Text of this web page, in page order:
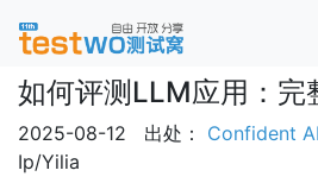
如何评测LLM应用：完
2025-08-12 出处： Confident AI
Ip/Yilia